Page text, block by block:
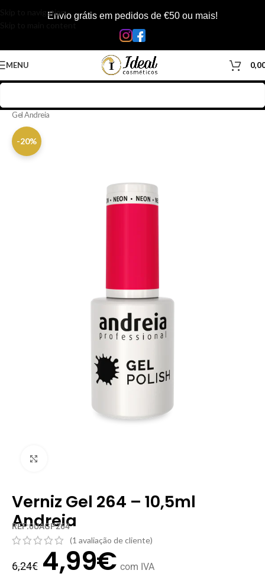
Skip to navigationEnvio grátis em pedidos de €50 ou mais!
MENU
Gel Andreia
-20%
Verniz Gel 264 – 10,5ml
Andreia
REF:0UAGP264
(1 avaliação de cliente)
6,24€ 4,99€ com IVA